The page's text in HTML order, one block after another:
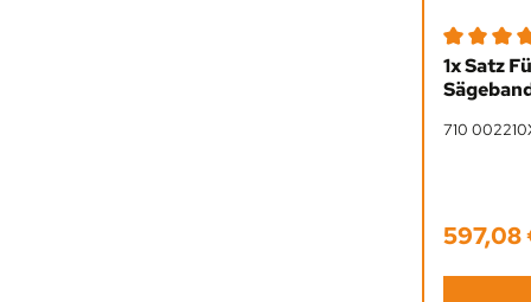
1x Satz
710
Regulärer
597,08